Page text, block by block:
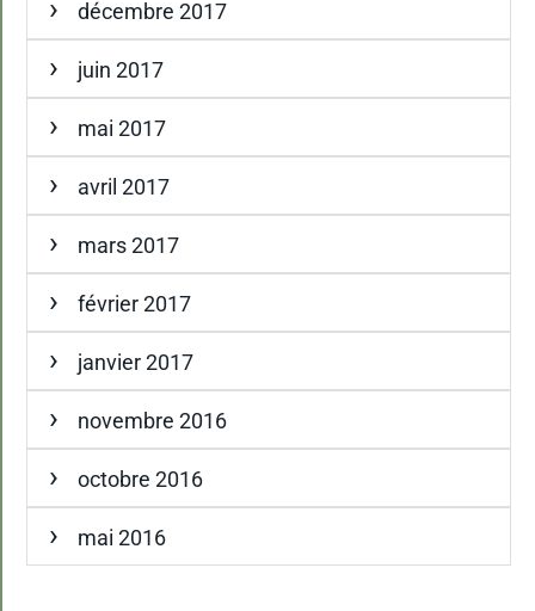
décembre 2017
juin 2017
mai 2017
avril 2017
mars 2017
février 2017
janvier 2017
novembre 2016
octobre 2016
mai 2016